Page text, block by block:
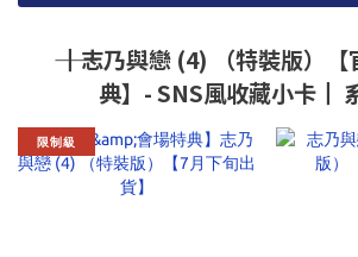
―― ┃志乃與戀 (4) （特裝版）
典】- SNS風收藏小卡┃ 系
限制級